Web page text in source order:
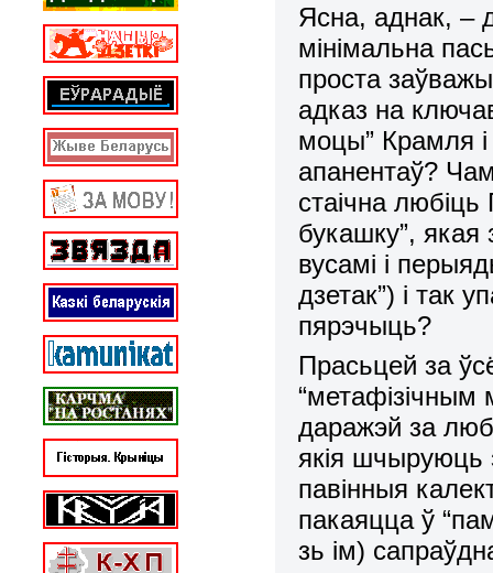
Ясна, аднак, –
мінімальна
проста
адказ на
моцы” Крамля і
апанентаў?
стаічна
букашку”,
вусамі і
дзетак”) і так
пярэчыць?
Прасьцей за
“метафізічным
даражэй за
якія шчыруюць
павінныя
пакаяцца ў
зь ім)